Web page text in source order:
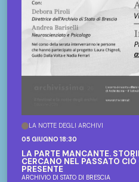
LA NOTTE DEGLI ARCHIVI
05 GIUGNO 18:30
LA PARTE MANCANTE.
CERCANO NEL PASSATO
PRESENTE
ARCHIVIO DI STATO DI BRESCIA